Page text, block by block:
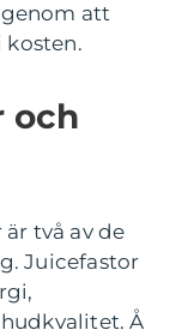
att
kosten.
och
två av de
Juicefastor
Å